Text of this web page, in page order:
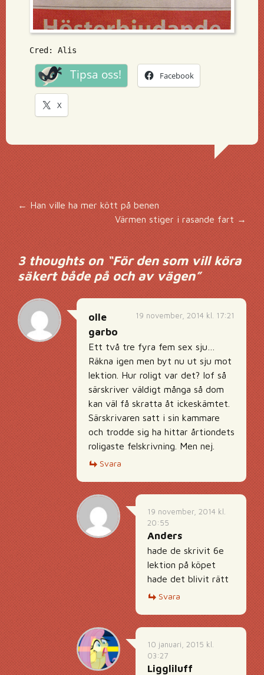
Cred: Alis
Tipsa oss! Facebook
X
Inläggsnavigering
←Han ville ha mer kött på benen
Värmen stiger i rasande fart →
3 thoughts on “För den som vill köra
säkert både på och av vägen”
19 november, 2014 kl. 17:21
olle
garbo
Ett två tre fyra fem sex sju…
Räkna igen men byt nu ut sju mot
lektion. Hur roligt var det? Iof så
särskriver väldigt många så dom
kan väl få skratta åt ickeskämtet.
Särskrivaren satt i sin kammare
och trodde sig ha hittar årtiondets
roligaste felskrivning. Men nej.
Svara
19 november, 2014 kl.
20:55
Anders
hade de skrivit 6e
lektion på köpet
hade det blivit rätt
Svara
10 januari, 2015 kl.
03:27
Liggliluff